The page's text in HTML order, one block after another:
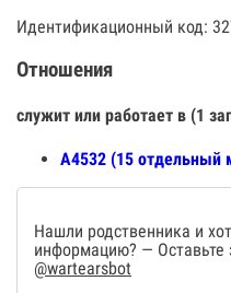
Идентификационный код:
Отношения
служит или работает в (1
А4532 (15 отдельный
Нашли родственника и
информацию? — Оставьте
@wartearsbot